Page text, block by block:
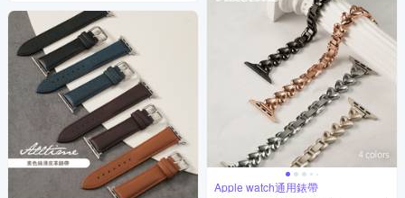
Apple watch通用錶帶